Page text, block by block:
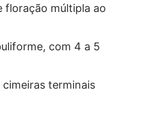
floração múltipla ao
com 4 a 5
cimeiras terminais